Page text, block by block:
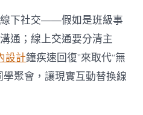
下社交——假如是班級事
通；線上交通要分清主
設計鐘疾速回復”來取代“無
聚會，讓現實互動替換線